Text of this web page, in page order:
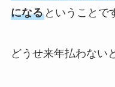
になるということで
どうせ来年払わない